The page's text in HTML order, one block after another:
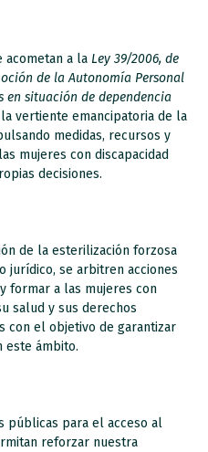
acometan a la Ley 39/2006, de
de la Autonomía Personal
en situación de dependencia
vertiente emancipatoria de la
medidas, recursos y
mujeres con discapacidad
decisiones.
de la esterilización forzosa
jurídico, se arbitren acciones
formar a las mujeres con
salud y sus derechos
con el objetivo de garantizar
este ámbito.
públicas para el acceso al
reforzar nuestra